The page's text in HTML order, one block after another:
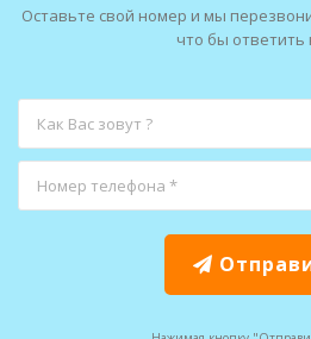
Оставьте свой номер и мы
что бы ответить